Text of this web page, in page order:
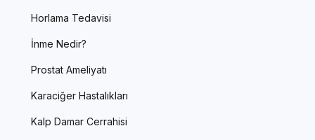
Horlama Tedavisi
İnme Nedir?
Prostat Ameliyatı
Karaciğer Hastalıkları
Kalp Damar Cerrahisi